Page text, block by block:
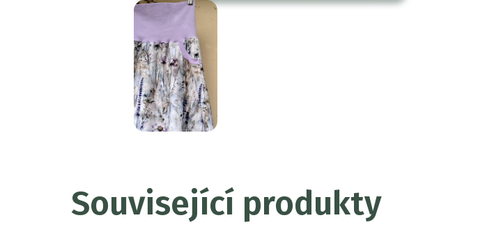
Související produkty